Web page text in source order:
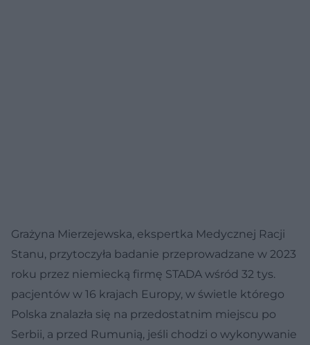
Grażyna Mierzejewska, ekspertka Medycznej Racji
Stanu, przytoczyła badanie przeprowadzane w 2023
roku przez niemiecką firmę STADA wśród 32 tys.
pacjentów w 16 krajach Europy, w świetle którego
Polska znalazła się na przedostatnim miejscu po
Serbii, a przed Rumunią, jeśli chodzi o wykonywanie